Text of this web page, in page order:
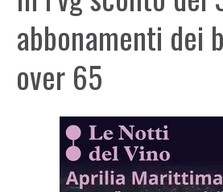
abbonamenti dei
over 65